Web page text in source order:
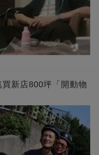
新店800坪「開動物